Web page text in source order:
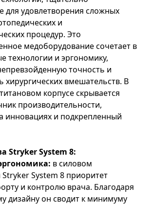
для удовлетворения сложных
и
процедур. Это
медоборудование сочетает в
технологии и эргономику,
точность и
хирургических вмешательств. В
корпусе скрывается
производительности,
инновациях и подкрепленный
Stryker System 8:
в силовом
System 8 приоритет
и контролю врача. Благодаря
дизайну он сводит к минимуму